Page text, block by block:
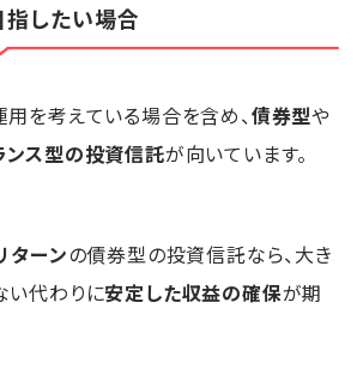
したい場合
を考えている場合を含め、債券型や
ンス型の投資信託が向いています。
ターンの債券型の投資信託なら、大き
い代わりに安定した収益の確保が期